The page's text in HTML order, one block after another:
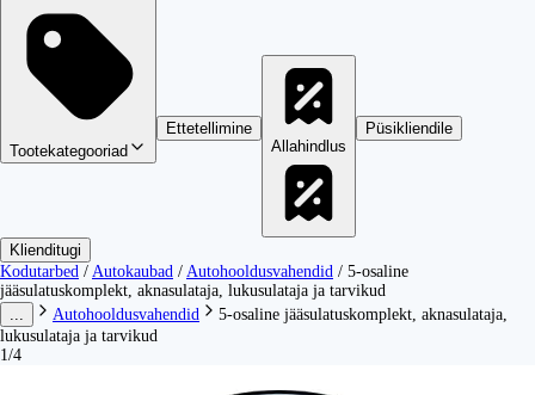
Tootekategooriad
Ettetellimine
Allahindlus
Püsikliendile
Klienditugi
Kodutarbed / Autokaubad / Autohooldusvahendid / 5-osaline
jääsulatuskomplekt, aknasulataja, lukusulataja ja tarvikud
Autohooldusvahendid
5-osaline jääsulatuskomplekt, aknasulataja,
lukusulataja ja tarvikud
1/4